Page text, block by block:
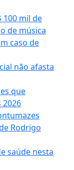
100 mil de
de música
caso de
não afasta
que
2026
Rodrigo
saúde nesta